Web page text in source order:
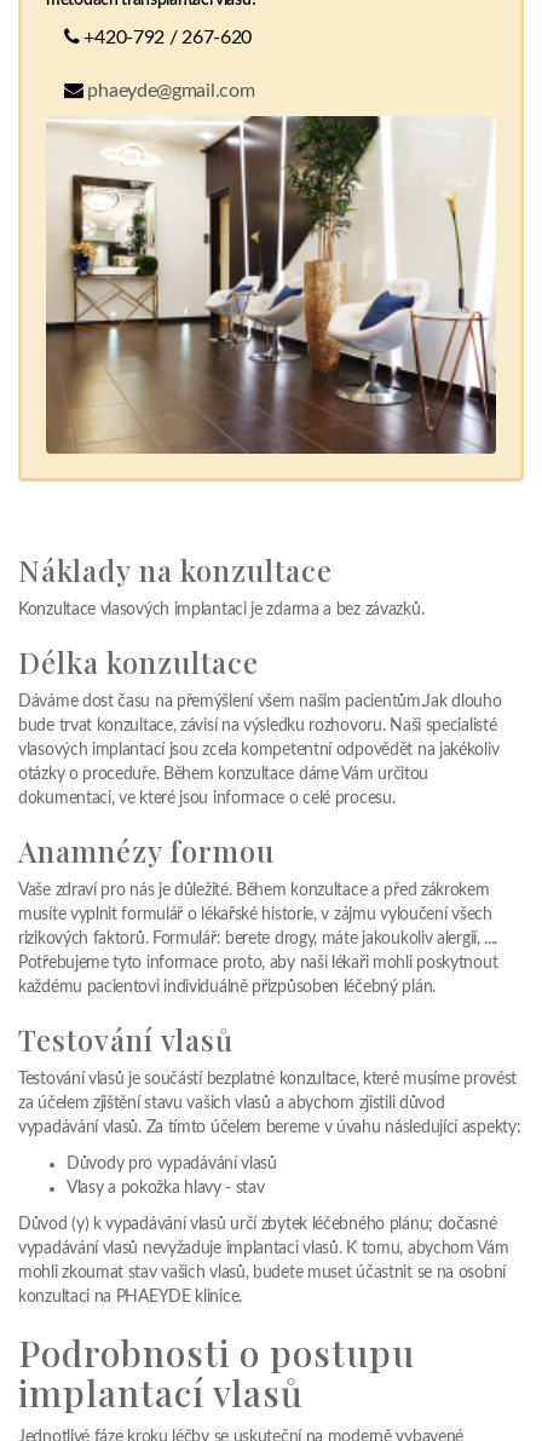
+420-792 / 267-620
phaeyde@gmail.com
Náklady na konzultace
Konzultace vlasových implantaci je zdarma a bez závazků.
Délka konzultace
Dáváme dost času na přemýšlení všem našim pacientům.Jak dlouho
bude trvat konzultace, závisí na výsledku rozhovoru. Naši specialisté
vlasových implantací jsou zcela kompetentní odpovědět na jakékoliv
otázky o proceduře. Během konzultace dáme Vám určitou
dokumentaci, ve které jsou informace o celé procesu.
Anamnézy formou
Vaše zdraví pro nás je důležité. Během konzultace a před zákrokem
musíte vyplnit formulář o lékařské historie, v zájmu vyloučení všech
rizikových faktorů. Formulář: berete drogy, máte jakoukoliv alergií, ....
Potřebujeme tyto informace proto, aby naši lékaři mohli poskytnout
každému pacientovi individuálně přizpůsoben léčebný plán.
Testování vlasů
Testování vlasů je součástí bezplatné konzultace, které musíme provést
za účelem zjištění stavu vašich vlasů a abychom zjistili důvod
vypadávání vlasů. Za tímto účelem bereme v úvahu následující aspekty:
Důvody pro vypadávání vlasů
Vlasy a pokožka hlavy - stav
Důvod (y) k vypadávání vlasů určí zbytek léčebného plánu; dočasné
vypadávání vlasů nevyžaduje implantaci vlasů. K tomu, abychom Vám
mohli zkoumat stav vašich vlasů, budete muset účastnit se na osobní
konzultaci na PHAEYDE klinice.
Podrobnosti o postupu
implantací vlasů